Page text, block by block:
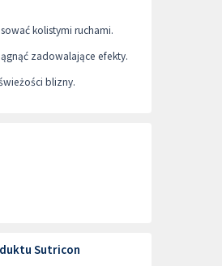
kolistymi ruchami.
zadowalające efekty.
blizny.
Sutricon